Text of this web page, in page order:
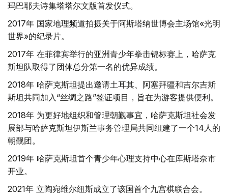
玛巴耶夫诗集塔塔尔文版首发仪式。
2017年 国家地理频道拍摄关于阿斯塔纳世博会主场馆«光明
世界»的纪录片。
2017年 在菲律宾举行的亚洲青少年拳击锦标赛上，哈萨克
斯坦队取得了团体总分第一名的优异成绩。
2018年 哈萨克斯坦提出邀请土耳其、阿塞拜疆和吉尔吉斯
斯坦共同加入“丝绸之路”签证项目，旨在为游客提供便利。
2018年 为更好地组织和管理朝觐事宜，哈萨克斯坦社会发
展部与哈萨克斯坦伊斯兰事务管理局共同组建了一个14人的
朝觐团。
2019年 哈萨克斯坦首个青少年心理支持中心在库斯塔奈市
开业。
2021年 立陶宛维尔纽斯成立了该国首个九宫棋联合会。